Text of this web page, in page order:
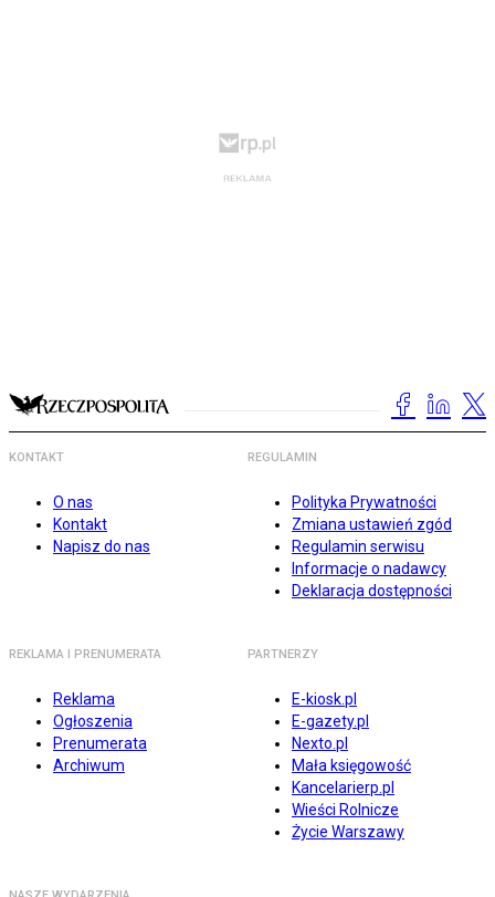
KONTAKT
O nas
Kontakt
Napisz do nas
REGULAMIN
Polityka Prywatności
Zmiana ustawień zgód
Regulamin serwisu
Informacje o nadawcy
Deklaracja dostępności
REKLAMA I PRENUMERATA
Reklama
Ogłoszenia
Prenumerata
Archiwum
PARTNERZY
E-kiosk.pl
E-gazety.pl
Nexto.pl
Mała księgowość
Kancelarierp.pl
Wieści Rolnicze
Życie Warszawy